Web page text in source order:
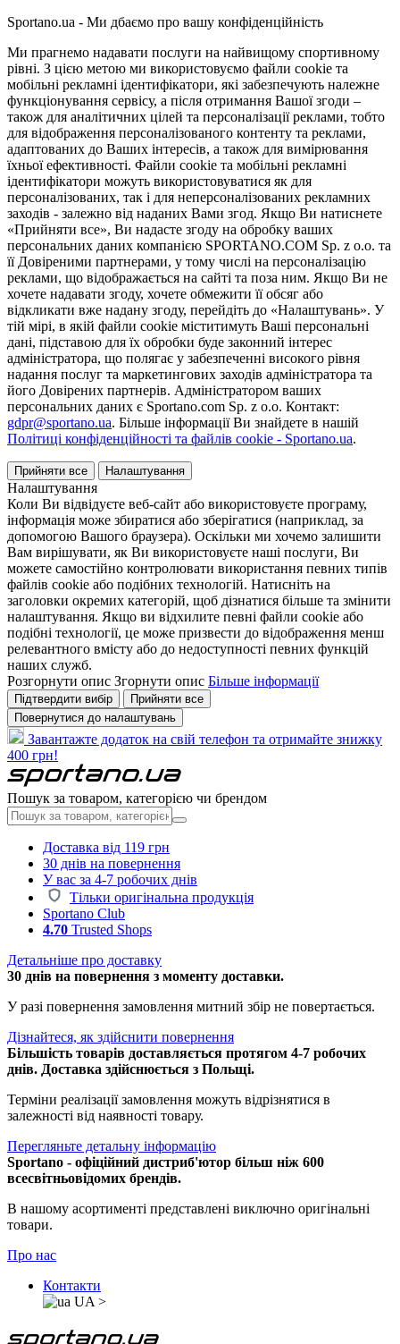
Sportano.ua - Ми дбаємо про вашу конфіденційність
Ми прагнемо надавати послуги на найвищому спортивному
рівні. З цією метою ми використовуємо файли cookie та
мобільні рекламні ідентифікатори, які забезпечують належне
функціонування сервісу, а після отримання Вашої згоди –
також для аналітичних цілей та персоналізації реклами, тобто
для відображення персоналізованого контенту та реклами,
адаптованих до Ваших інтересів, а також для вимірювання
їхньої ефективності. Файли cookie та мобільні рекламні
ідентифікатори можуть використовуватися як для
персоналізованих, так і для неперсоналізованих рекламних
заходів - залежно від наданих Вами згод. Якщо Ви натиснете
«Прийняти все», Ви надасте згоду на обробку ваших
персональних даних компанією SPORTANO.COM Sp. z o.o. та
її Довіреними партнерами, у тому числі на персоналізацію
реклами, що відображається на сайті та поза ним. Якщо Ви не
хочете надавати згоду, хочете обмежити її обсяг або
відкликати вже надану згоду, перейдіть до «Налаштувань». У
тій мірі, в якій файли cookie міститимуть Ваші персональні
дані, підставою для їх обробки буде законний інтерес
адміністратора, що полягає у забезпеченні високого рівня
надання послуг та маркетингових заходів адміністратора та
його Довірених партнерів. Адміністратором ваших
персональних даних є Sportano.com Sp. z o.o. Контакт:
gdpr@sportano.ua. Більше інформації Ви знайдете в нашій
Політиці конфіденційності та файлів cookie - Sportano.ua.
Прийняти все Налаштування
Налаштування
Коли Ви відвідуєте веб-сайт або використовуєте програму,
інформація може збиратися або зберігатися (наприклад, за
допомогою Вашого браузера). Оскільки ми хочемо залишити
Вам вирішувати, як Ви використовуєте наші послуги, Ви
можете самостійно контролювати використання певних типів
файлів cookie або подібних технологій. Натисніть на
заголовки окремих категорій, щоб дізнатися більше та змінити
налаштування. Якщо ви відхилите певні файли cookie або
подібні технології, це може призвести до відображення менш
релевантного вмісту або до недоступності певних функцій
наших служб.
Розгорнути опис Згорнути опис Більше інформації
Підтвердити вибір
Прийняти все
Повернутися до налаштувань
Завантажте додаток на свій телефон та отримайте знижку
400 грн!
Пошук за товаром, категорією чи брендом
Доставка від 119 грн
30 днів на повернення
У вас за 4-7 робочих днів
Тільки оригінальна продукція
Sportano Club
4.70 Trusted Shops
Детальніше про доставку
30 днів на повернення з моменту доставки.
У разі повернення замовлення митний збір не повертається.
Дізнайтеся, як здійснити повернення
Більшість товарів доставляється протягом 4-7 робочих
днів. Доставка здійснюється з Польщі.
Терміни реалізації замовлення можуть відрізнятися в
залежності від наявності товару.
Перегляньте детальну інформацію
Sportano - офіційний дистриб'ютор більш ніж 600
всесвітньовідомих брендів.
В нашому асортименті представлені виключно оригінальні
товари.
Про нас
Контакти
UA >